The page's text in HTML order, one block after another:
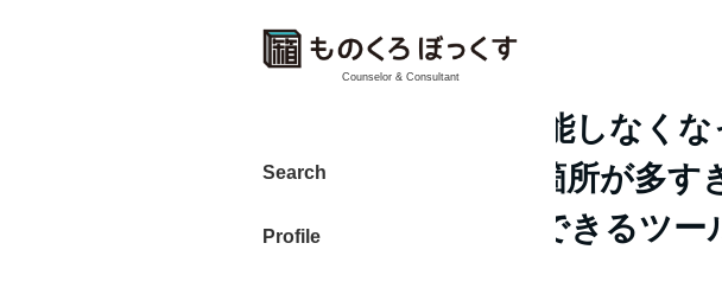
Counselor & Consultant
Search
Profile
Feedlyボタンが機能しなく
点を調べたら修正箇所が多す
するボタンを作成できるツー